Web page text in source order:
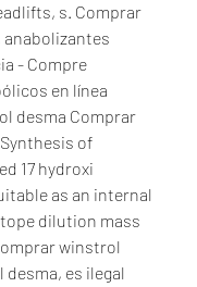
s. Comprar
- Compre
en línea
desma Comprar
of
17 hydroxi
as an internal
dilution mass
winstrol
es ilegal